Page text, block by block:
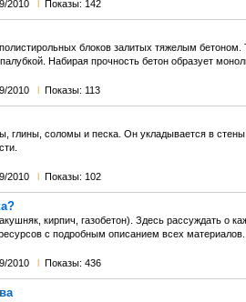
2010 l Показы: 142
блоков залитых тяжелым бетоном.
Набирая прочность бетон образует
2010 l Показы: 113
глины, соломы и песка. Он укладывается в стены
2010 l Показы: 102
кирпич, газобетон). Здесь рассуждать о
с подробным описанием всех
2010 l Показы: 436